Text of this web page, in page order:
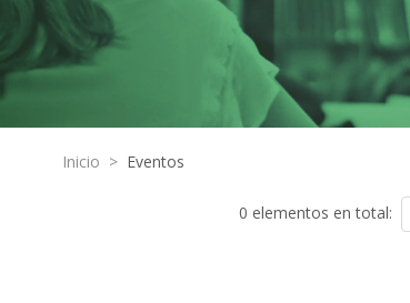
Inicio > Eventos
0 elementos en total: